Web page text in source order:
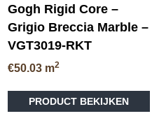
product
variaties.
Gogh Rigid Core –
Grigio Breccia Marble –
VGT3019-RKT
€50.03 m2
PRODUCT BEKIJKEN